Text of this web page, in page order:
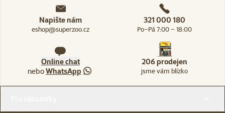
Napište nám
eshop@superzoo.cz
321 000 180
Po–Pá 7:00 – 18:00
Online chat
neboWhatsApp
206 prodejen
jsme vám blízko